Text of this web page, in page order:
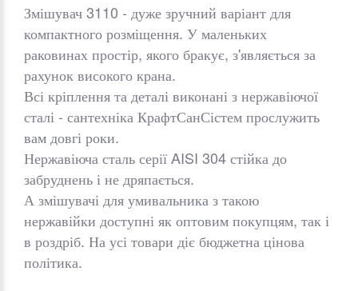
Змішувач 3110 - дуже зручний варіант для
компактного розміщення. У маленьких
раковинах простір, якого бракує, з'являється за
рахунок високого крана.
Всі кріплення та деталі виконані з нержавіючої
сталі - сантехніка КрафтСанСістем прослужить
вам довгі роки.
Нержавіюча сталь серії AISI 304 стійка до
забруднень і не дряпається.
А змішувачі для умивальника з такою
нержавійки доступні як оптовим покупцям, так і
в роздріб. На усі товари діє бюджетна цінова
політика.